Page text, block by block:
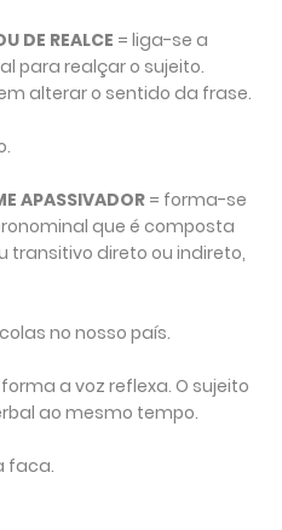
DE REALCE = liga-se a
para realçar o sujeito.
alterar o sentido da frase.
APASSIVADOR = forma-se
que é composta
transitivo direto ou indireto,
no nosso país.
forma a voz reflexa. O sujeito
ao mesmo tempo.
faca.